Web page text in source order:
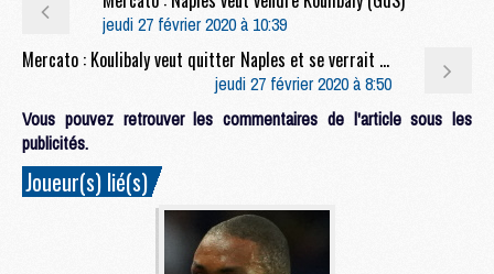
jeudi 27 février 2020 à 10:39
Mercato : Koulibaly veut quitter Naples et se verrait bien au PSG (LP)
jeudi 27 février 2020 à 8:50
Vous pouvez retrouver les commentaires de l'article sous les
publicités.
Joueur(s) lié(s)